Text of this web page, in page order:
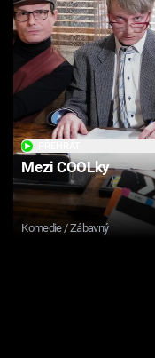
Mezi COOLky
Komedie / Zábavný